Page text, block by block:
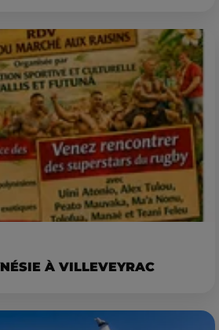
À VILLEVEYRAC